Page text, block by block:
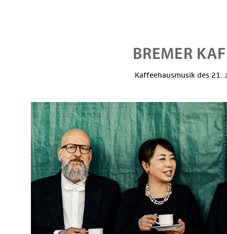
Kaffeehausmusik des 21.